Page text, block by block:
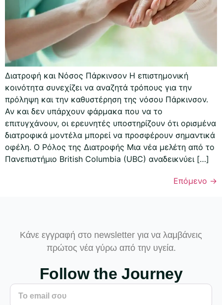
Διατροφή και Νόσος Πάρκινσον Η επιστημονική
κοινότητα συνεχίζει να αναζητά τρόπους για την
πρόληψη και την καθυστέρηση της νόσου Πάρκινσον.
Αν και δεν υπάρχουν φάρμακα που να το
επιτυγχάνουν, οι ερευνητές υποστηρίζουν ότι ορισμένα
διατροφικά μοντέλα μπορεί να προσφέρουν σημαντικά
οφέλη. Ο Ρόλος της Διατροφής Μια νέα μελέτη από το
Πανεπιστήμιο British Columbia (UBC) αναδεικνύει […]
Επόμενο →
Κάνε εγγραφή στο newsletter για να λαμβάνεις
πρώτος νέα γύρω από την υγεία.
Follow the Journey